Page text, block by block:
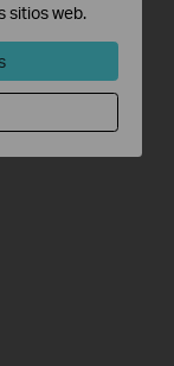
sitios web.